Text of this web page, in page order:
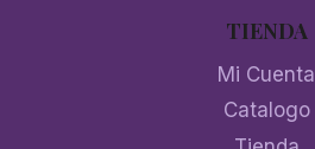
TIENDA
Mi Cuenta
Catalogo